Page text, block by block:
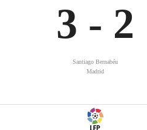
3 - 2
Santiago Bernabéu
Madrid